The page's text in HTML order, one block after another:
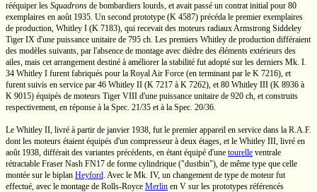
rééquiper les Squadrons de bombardiers lourds, et avait passé un contrat initial pour 80
exemplaires en août 1935. Un second prototype (K 4587) précéda le premier exemplaires
de production, Whitley I (K 7183), qui recevait des moteurs radiauxArmstrong Siddeley
Tiger IX d'une puissance unitaire de 795 ch. Les premiers Whitley de production différaient
des modèles suivants, par l'absence de montage avec dièdre des éléments extérieurs des
ailes, mais cet arrangement destiné à améliorer la stabilité fut adopté sur les derniers Mk. I.
34 Whitley I furent fabriqués pour la Royal Air Force (en terminant par le K 7216), et
furent suivis en service par 46 Whitley II (K 7217 à K 7262), et 80 Whitley III (K 8936 à
K 9015) équipés de moteurs Tiger VIII d'une puissance unitaire de 920 ch, et construits
respectivement, en réponse à la Spec. 21/35 et à la Spec. 20/36.
Le Whitley II, livré à partir de janvier 1938, fut le premier appareil en service dans la R.A.F.
dont les moteurs étaient équipés d'un compresseur à deux étages, et le Whitley III, livré en
août 1938, différait des variantes précédents, en étant équipé d'une tourelle ventrale
rétractable Fraser Nash FN17 de forme cylindrique ("dustbin"), de même type que celle
montée sur le biplan Heyford. Avec le Mk. IV, un changement de type de moteur fut
effectué, avec le montage de Rolls-Royce Merlin en V sur les prototypes référencés